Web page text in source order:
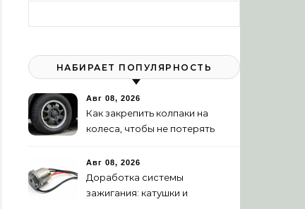
НАБИРАЕТ ПОПУЛЯРНОСТЬ
Авг 08, 2026
Как закрепить колпаки на
колеса, чтобы не потерять
Авг 08, 2026
Доработка системы
зажигания: катушки и